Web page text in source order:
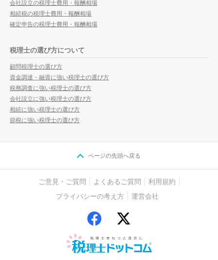
会社設立の税理士費用・報酬相場
相続税の税理士費用・報酬相場
確定申告の税理士費用・報酬相場
税理士の選び方について
顧問税理士の選び方
資金調達・融資に強い税理士の選び方
税務調査に強い税理士の選び方
会社設立に強い税理士の選び方
相続に強い税理士の選び方
節税に強い税理士の選び方
ページの先頭へ戻る
ご意見・ご質問 よくあるご質問
利用規約
プライバシーの考え方
運営会社